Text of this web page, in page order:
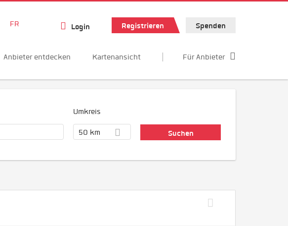
FR Login Registrieren Spenden
Anbieter entdecken Kartenansicht Für Anbieter
Umkreis
50 km